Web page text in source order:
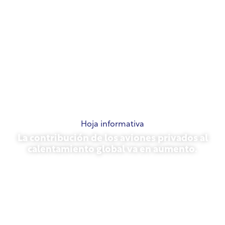
Hoja informativa
La contribución de los aviones privados al
calentamiento global va en aumento.